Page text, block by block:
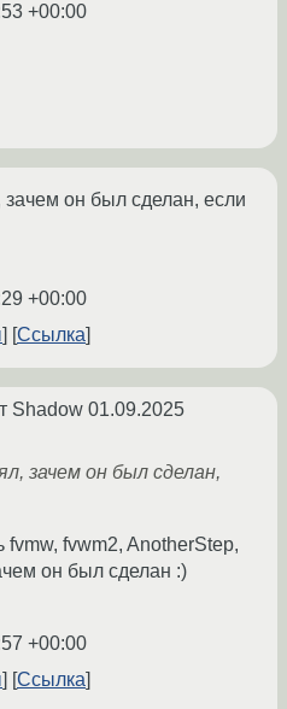
+00:00
зачем он был сделан, если
+00:00
Ссылка
Shadow 01.09.2025
зачем он был сделан,
fvmw, fvwm2, AnotherStep,
он был сделан :)
+00:00
Ссылка